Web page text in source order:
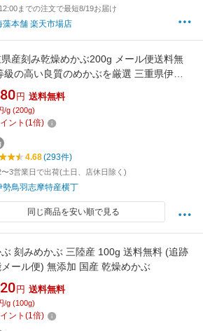
までの注文で最短8/19お届け
藻本舗 楽天市場店
産刻み乾燥めかぶ200g メール便送料無
級の高い良質のめかぶを厳選 三重県伊勢
メカブ 海藻 国産 NP
円 送料無料
/g (200g)
ント (1倍)
4.68(293件)
3営業日で出荷(土日、店休日除く)
勢鳥羽志摩特産横丁
同じ商品を安い順で見る
刻みめかぶ 三陸産 100g 送料無料 (追跡
ール便) 無添加 国産 乾燥めかぶ
円 送料無料
/g (100g)
ント (1倍)